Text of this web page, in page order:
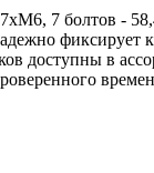
7 болтов -
доступны в